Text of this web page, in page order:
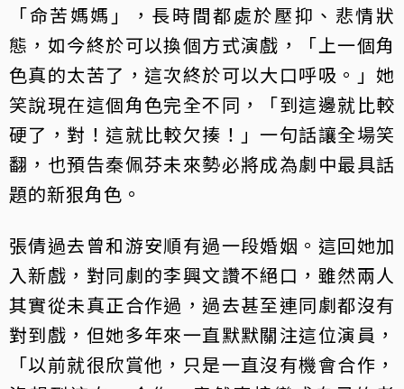
「命苦媽媽」，長時間都處於壓抑、悲情狀
態，如今終於可以換個方式演戲，「上一個角
色真的太苦了，這次終於可以大口呼吸。」她
笑說現在這個角色完全不同，「到這邊就比較
硬了，對！這就比較欠揍！」一句話讓全場笑
翻，也預告秦佩芬未來勢必將成為劇中最具話
題的新狠角色。
張倩過去曾和游安順有過一段婚姻。這回她加
入新戲，對同劇的李興文讚不絕口，雖然兩人
其實從未真正合作過，過去甚至連同劇都沒有
對到戲，但她多年來一直默默關注這位演員，
「以前就很欣賞他，只是一直沒有機會合作，